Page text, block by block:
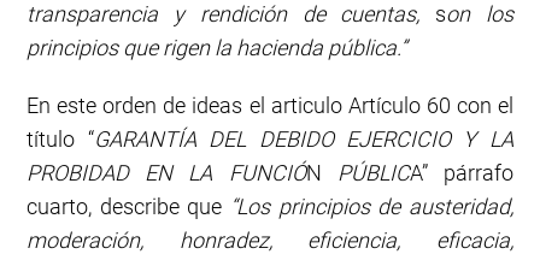
transparencia y rendición de cuentas, son los
principios que rigen la hacienda pública.”
En este orden de ideas el articulo Artículo 60 con el
título “GARANTÍA DEL DEBIDO EJERCICIO Y LA
PROBIDAD EN LA FUNCIÓN PÚBLICA” párrafo
cuarto, describe que “Los principios de austeridad,
moderación, honradez, eficiencia, eficacia,